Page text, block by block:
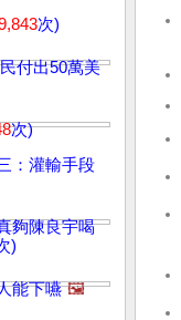
次)
付出50萬美
次)
：灌輸手段
夠陳良宇喝
)
能下嚥 🖼️